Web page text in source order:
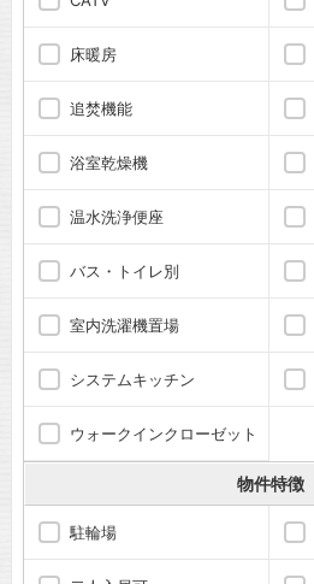
床暖房
追焚機能
浴室乾燥機
温水洗浄便座
バス・トイレ別
室内洗濯機置場
システムキッチン
ウォークインクローゼット
物件特徴
駐輪場